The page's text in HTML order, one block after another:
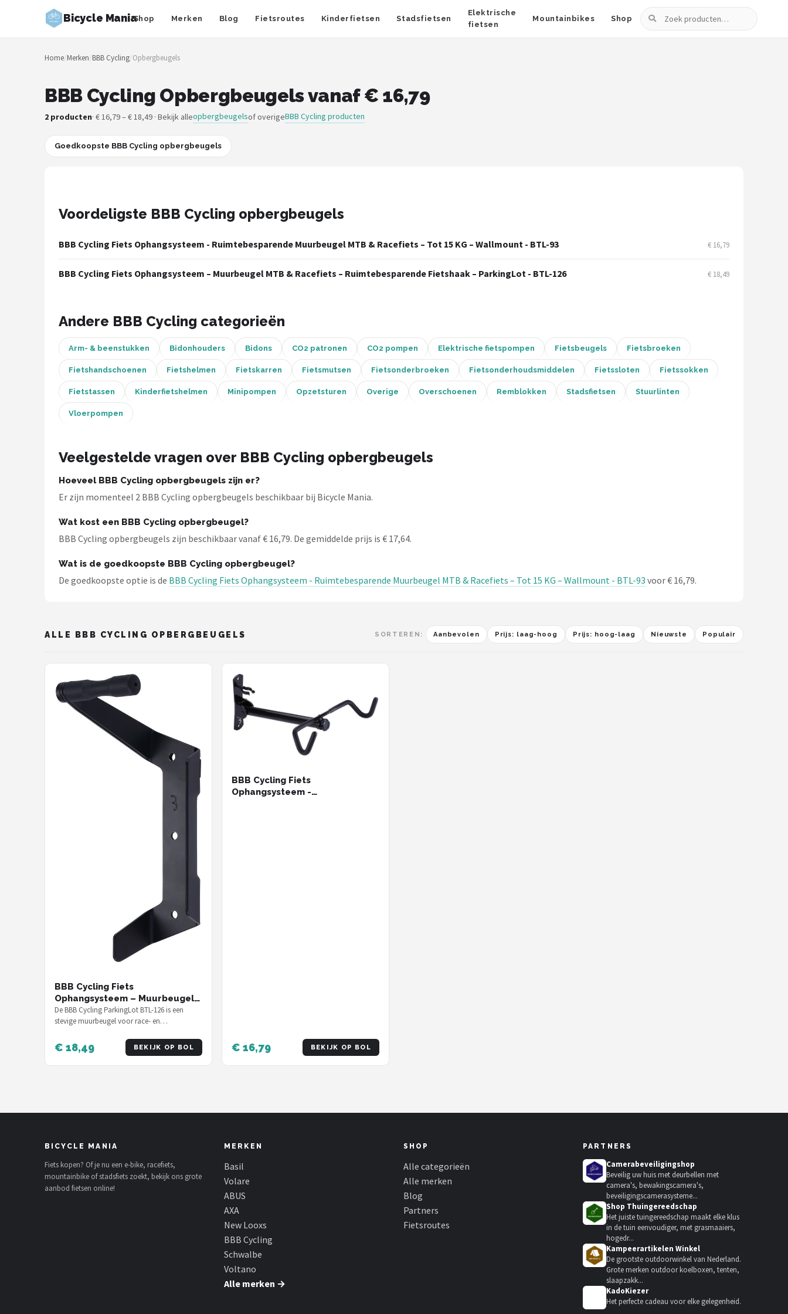
Bicycle ManiaShop Merken Blog Fietsroutes Kinderfietsen Stadsfietsen
Elektrische
fietsen
Mountainbikes Shop
Zoeken
Zoeken
NAVIGATIE
Merken
Elektrische fietsen
BBB Cycling
Voltano
Shimano
Home/Merken/BBB Cycling/Opbergbeugels
BBB Cycling Opbergbeugels vanaf € 16,79
2 producten· € 16,79 – € 18,49 · Bekijk alleopbergbeugelsof overigeBBB Cycling producten
Goedkoopste BBB Cycling opbergbeugels
Voordeligste BBB Cycling opbergbeugels
BBB Cycling Fiets Ophangsysteem - Ruimtebesparende Muurbeugel MTB & Racefiets – Tot 15 KG – Wallmount - BTL-93 € 16,79
BBB Cycling Fiets Ophangsysteem – Muurbeugel MTB & Racefiets – Ruimtebesparende Fietshaak – ParkingLot - BTL-126 € 18,49
Andere BBB Cycling categorieën
Arm- & beenstukken Bidonhouders Bidons CO2 patronen CO2 pompen Elektrische fietspompen Fietsbeugels Fietsbroeken
Fietshandschoenen Fietshelmen Fietskarren Fietsmutsen Fietsonderbroeken Fietsonderhoudsmiddelen Fietssloten Fietssokken
Fietstassen Kinderfietshelmen Minipompen Opzetsturen Overige Overschoenen Remblokken Stadsfietsen Stuurlinten
Vloerpompen
Veelgestelde vragen over BBB Cycling opbergbeugels
Hoeveel BBB Cycling opbergbeugels zijn er?
Er zijn momenteel 2 BBB Cycling opbergbeugels beschikbaar bij Bicycle Mania.
Wat kost een BBB Cycling opbergbeugel?
BBB Cycling opbergbeugels zijn beschikbaar vanaf € 16,79. De gemiddelde prijs is € 17,64.
Wat is de goedkoopste BBB Cycling opbergbeugel?
De goedkoopste optie is de BBB Cycling Fiets Ophangsysteem - Ruimtebesparende Muurbeugel MTB & Racefiets – Tot 15 KG – Wallmount - BTL-93 voor € 16,79.
ALLE BBB CYCLING OPBERGBEUGELS SORTEREN: Aanbevolen Prijs: laag-hoog Prijs: hoog-laag Nieuwste Populair
BBB Cycling Fiets
Ophangsysteem – Muurbeugel
MTB & Racefiets –
Ruimtebesparende Fietshaak –
De BBB Cycling ParkingLot BTL-126 is een
stevige muurbeugel voor race- en
banden…
€ 18,49 BEKIJK OP BOL
BBB Cycling Fiets
Ophangsysteem -
€ 16,79 BEKIJK OP BOL
BICYCLE MANIA
Fiets kopen? Of je nu een e-bike, racefiets,
mountainbike of stadsfiets zoekt, bekijk ons grote
aanbod fietsen online!
MERKEN
Basil
Volare
ABUS
AXA
New Looxs
BBB Cycling
Schwalbe
Voltano
Alle merken →
SHOP
Alle categorieën
Alle merken
Blog
Partners
Fietsroutes
PARTNERS
Camerabeveiligingshop
Beveilig uw huis met deurbellen met
camera's, bewakingscamera's,
beveiligingscamerasysteme...
Shop Thuingereedschap
Het juiste tuingereedschap maakt elke klus
in de tuin eenvoudiger, met grasmaaiers,
hogedr...
Kampeerartikelen Winkel
De grootste outdoorwinkel van Nederland.
Grote merken outdoor koelboxen, tenten,
slaapzakk...
KadoKiezer
Het perfecte cadeau voor elke gelegenheid.